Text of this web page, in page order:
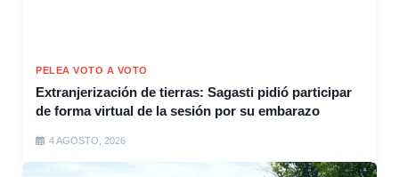
PELEA VOTO A VOTO
Extranjerización de tierras: Sagasti pidió participar
de forma virtual de la sesión por su embarazo
4 AGOSTO, 2026